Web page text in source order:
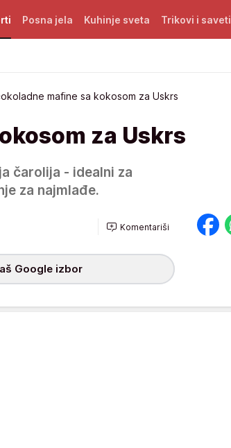
Posna jela Kuhinje sveta Trikovi i saveti
mafine sa kokosom za Uskrs
za Uskrs
čarolija - idealni za
za najmlađe.
Komentariši
Google izbor